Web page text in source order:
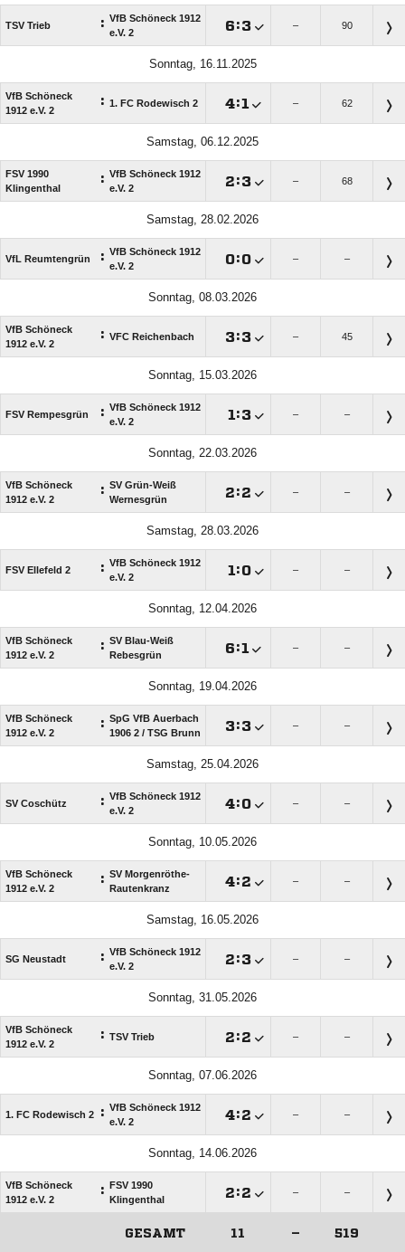
TSV Trieb : VfB Schöneck 1912
e.V. 2
: – 90
Sonntag, 16.11.2025
VfB Schöneck
1912 e.V. 2
: 1. FC Rodewisch 2 : – 62
Samstag, 06.12.2025
FSV 1990
Klingenthal
: VfB Schöneck 1912
e.V. 2
: – 68
Samstag, 28.02.2026
VfL Reumtengrün : VfB Schöneck 1912
e.V. 2
: – –
Sonntag, 08.03.2026
VfB Schöneck
1912 e.V. 2
: VFC Reichenbach : – 45
Sonntag, 15.03.2026
FSV Rempesgrün : VfB Schöneck 1912
e.V. 2
: – –
Sonntag, 22.03.2026
VfB Schöneck
1912 e.V. 2
: SV Grün-Weiß
Wernesgrün
: – –
Samstag, 28.03.2026
FSV Ellefeld 2 : VfB Schöneck 1912
e.V. 2
: – –
Sonntag, 12.04.2026
VfB Schöneck
1912 e.V. 2
: SV Blau-Weiß
Rebesgrün
: – –
Sonntag, 19.04.2026
VfB Schöneck
1912 e.V. 2
: SpG VfB Auerbach
1906 2 /​ TSG Brunn
: – –
Samstag, 25.04.2026
SV Coschütz : VfB Schöneck 1912
e.V. 2
: – –
Sonntag, 10.05.2026
VfB Schöneck
1912 e.V. 2
: SV Morgenröthe-
Rautenkranz
: – –
Samstag, 16.05.2026
SG Neustadt : VfB Schöneck 1912
e.V. 2
: – –
Sonntag, 31.05.2026
VfB Schöneck
1912 e.V. 2
: TSV Trieb : – –
Sonntag, 07.06.2026
1. FC Rodewisch 2 : VfB Schöneck 1912
e.V. 2
: – –
Sonntag, 14.06.2026
VfB Schöneck
1912 e.V. 2
:
FSV 1990
Klingenthal
: – –
GESAMT 11 – 519